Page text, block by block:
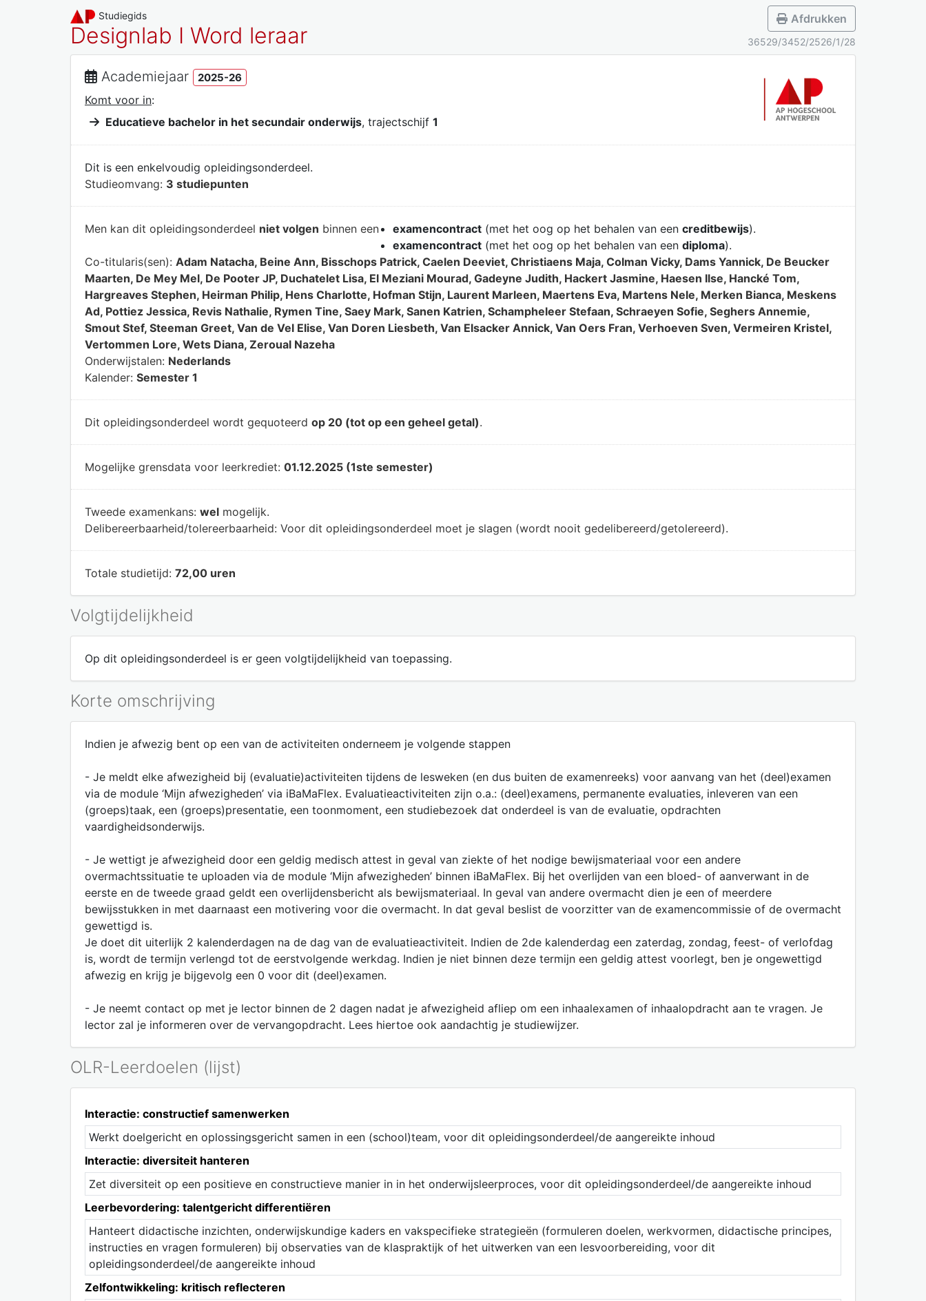
Studiegids
Designlab I Word leraar
Afdrukken
36529/3452/2526/1/28
Academiejaar 2025-26
Komt voor in:
Educatieve bachelor in het secundair onderwijs, trajectschijf 1
Dit is een enkelvoudig opleidingsonderdeel.
Studieomvang: 3 studiepunten
Men kan dit opleidingsonderdeel niet volgen binnen een examencontract (met het oog op het behalen van een creditbewijs).
examencontract (met het oog op het behalen van een diploma).
Co-titularis(sen): Adam Natacha, Beine Ann, Bisschops Patrick, Caelen Deeviet, Christiaens Maja, Colman Vicky, Dams Yannick, De Beucker
Maarten, De Mey Mel, De Pooter JP, Duchatelet Lisa, El Meziani Mourad, Gadeyne Judith, Hackert Jasmine, Haesen Ilse, Hancké Tom,
Hargreaves Stephen, Heirman Philip, Hens Charlotte, Hofman Stijn, Laurent Marleen, Maertens Eva, Martens Nele, Merken Bianca, Meskens
Ad, Pottiez Jessica, Revis Nathalie, Rymen Tine, Saey Mark, Sanen Katrien, Schampheleer Stefaan, Schraeyen Sofie, Seghers Annemie,
Smout Stef, Steeman Greet, Van de Vel Elise, Van Doren Liesbeth, Van Elsacker Annick, Van Oers Fran, Verhoeven Sven, Vermeiren Kristel,
Vertommen Lore, Wets Diana, Zeroual Nazeha
Onderwijstalen: Nederlands
Kalender: Semester 1
Dit opleidingsonderdeel wordt gequoteerd op 20 (tot op een geheel getal).
Mogelijke grensdata voor leerkrediet: 01.12.2025 (1ste semester)
Tweede examenkans: wel mogelijk.
Delibereerbaarheid/tolereerbaarheid: Voor dit opleidingsonderdeel moet je slagen (wordt nooit gedelibereerd/getolereerd).
Totale studietijd: 72,00 uren
Volgtijdelijkheid
Op dit opleidingsonderdeel is er geen volgtijdelijkheid van toepassing.
Korte omschrijving
Indien je afwezig bent op een van de activiteiten onderneem je volgende stappen
- Je meldt elke afwezigheid bij (evaluatie)activiteiten tijdens de lesweken (en dus buiten de examenreeks) voor aanvang van het (deel)examen
via de module ‘Mijn afwezigheden’ via iBaMaFlex. Evaluatieactiviteiten zijn o.a.: (deel)examens, permanente evaluaties, inleveren van een
(groeps)taak, een (groeps)presentatie, een toonmoment, een studiebezoek dat onderdeel is van de evaluatie, opdrachten
vaardigheidsonderwijs.
- Je wettigt je afwezigheid door een geldig medisch attest in geval van ziekte of het nodige bewijsmateriaal voor een andere
overmachtssituatie te uploaden via de module ‘Mijn afwezigheden’ binnen iBaMaFlex. Bij het overlijden van een bloed- of aanverwant in de
eerste en de tweede graad geldt een overlijdensbericht als bewijsmateriaal. In geval van andere overmacht dien je een of meerdere
bewijsstukken in met daarnaast een motivering voor die overmacht. In dat geval beslist de voorzitter van de examencommissie of de overmacht
gewettigd is.
Je doet dit uiterlijk 2 kalenderdagen na de dag van de evaluatieactiviteit. Indien de 2de kalenderdag een zaterdag, zondag, feest- of verlofdag
is, wordt de termijn verlengd tot de eerstvolgende werkdag. Indien je niet binnen deze termijn een geldig attest voorlegt, ben je ongewettigd
afwezig en krijg je bijgevolg een 0 voor dit (deel)examen.
- Je neemt contact op met je lector binnen de 2 dagen nadat je afwezigheid afliep om een inhaalexamen of inhaalopdracht aan te vragen. Je
lector zal je informeren over de vervangopdracht. Lees hiertoe ook aandachtig je studiewijzer.
OLR-Leerdoelen (lijst)
Interactie: constructief samenwerken
Werkt doelgericht en oplossingsgericht samen in een (school)team, voor dit opleidingsonderdeel/de aangereikte inhoud
Interactie: diversiteit hanteren
Zet diversiteit op een positieve en constructieve manier in in het onderwijsleerproces, voor dit opleidingsonderdeel/de aangereikte inhoud
Leerbevordering: talentgericht differentiëren
Hanteert didactische inzichten, onderwijskundige kaders en vakspecifieke strategieën (formuleren doelen, werkvormen, didactische principes,
instructies en vragen formuleren) bij observaties van de klaspraktijk of het uitwerken van een lesvoorbereiding, voor dit
opleidingsonderdeel/de aangereikte inhoud
Zelfontwikkeling: kritisch reflecteren